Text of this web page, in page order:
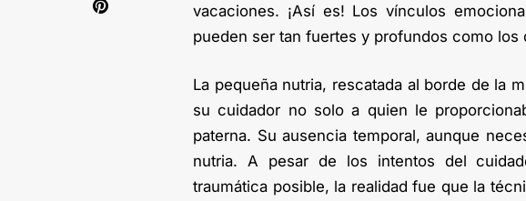
vacaciones. ¡Así es! Los vínculos
pueden ser tan fuertes y profundos como los
La pequeña nutria, rescatada al borde de la
su cuidador no solo a quien le
paterna. Su ausencia temporal, aunque
nutria. A pesar de los intentos del
traumática posible, la realidad fue que la